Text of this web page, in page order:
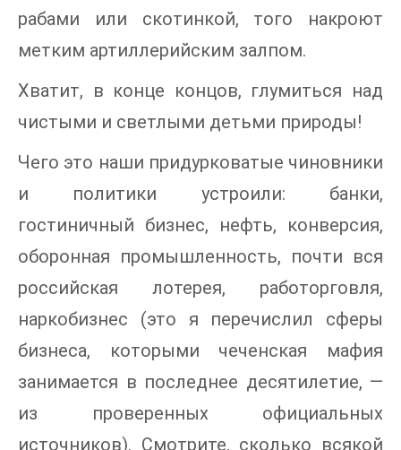
рабами или скотинкой, того накроют
метким артиллерийским залпом.
Хватит, в конце концов, глумиться над
чистыми и светлыми детьми природы!
Чего это наши придурковатые чиновники
и политики устроили: банки,
гостиничный бизнес, нефть, конверсия,
оборонная промышленность, почти вся
российская лотерея, работорговля,
наркобизнес (это я перечислил сферы
бизнеса, которыми чеченская мафия
занимается в последнее десятилетие, —
из проверенных официальных
источников). Смотрите, сколько всякой